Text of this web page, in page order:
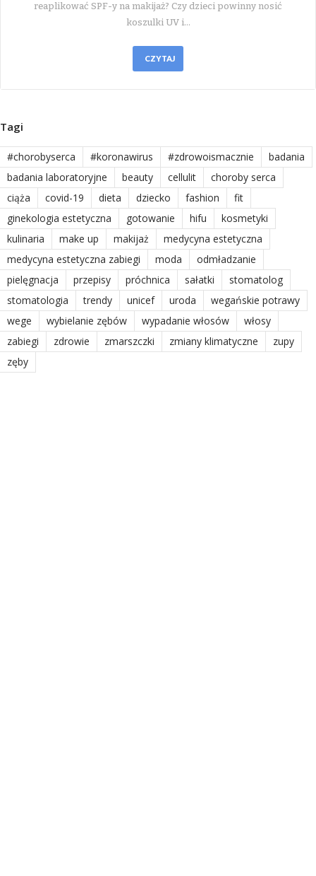
reaplikować SPF-y na makijaż? Czy dzieci powinny nosić
koszulki UV i…
CZYTAJ
Tagi
#chorobyserca #koronawirus #zdrowoismacznie
badania
badania laboratoryjne
beauty cellulit
choroby serca
ciąża
covid-19 dieta dziecko fashion
fit
ginekologia estetyczna
gotowanie hifu
kosmetyki
kulinaria
make up makijaż
medycyna estetyczna
medycyna estetyczna zabiegi
moda
odmładzanie
pielęgnacja
przepisy próchnica sałatki
stomatolog
stomatologia
trendy unicef uroda
wegańskie potrawy
wege
wybielanie zębów wypadanie włosów
włosy
zabiegi
zdrowie zmarszczki zmiany klimatyczne
zupy
zęby